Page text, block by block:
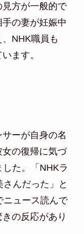
方が一般的で
の妻が妊娠中
NHK職員も
ます。
ーが自身の名
の復帰に気づ
た。「NHKラ
んだった」と
ニュース読んで
の反応があり